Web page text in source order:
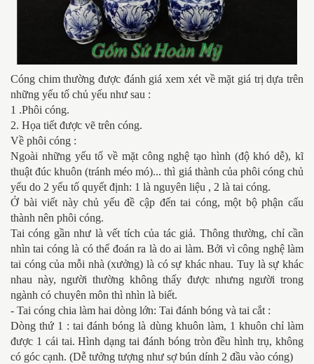
Cóng chim thường được đánh giá xem xét về mặt giá trị dựa trên
những yếu tố chủ yếu như sau :
1 .Phôi cóng.
2. Họa tiết được vẽ trên cóng.
Về phôi cóng :
Ngoài những yếu tố về mặt công nghệ tạo hình (độ khó dễ), kĩ
thuật đúc khuôn (tránh méo mó)... thì giá thành của phôi cóng chủ
yếu do 2 yếu tố quyết định: 1 là nguyên liệu , 2 là tai cóng.
Ở bài viết này chủ yếu đề cập đến tai cóng, một bộ phận cấu
thành nên phôi cóng.
Tai cóng gần như là vết tích của tác giả. Thông thường, chỉ cần
nhìn tai cóng là có thể đoán ra là do ai làm. Bởi vì công nghệ làm
tai cóng của mỗi nhà (xưởng) là có sự khác nhau. Tuy là sự khác
nhau này, người thường không thấy được nhưng người trong
ngành có chuyên môn thì nhìn là biết.
- Tai cóng chia làm hai dòng lớn: Tai đánh bóng và tai cắt :
Dòng thứ 1 : tai đánh bóng là dùng khuôn làm, 1 khuôn chỉ làm
được 1 cái tai. Hình dạng tai đánh bóng tròn đều hình trụ, không
có góc cạnh. (Dễ tưởng tượng như sợ bún dính 2 đầu vào cóng)